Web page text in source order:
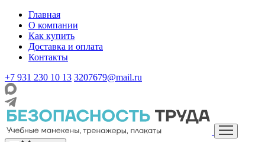
Главная
О компании
Как купить
Доставка и оплата
Контакты
+7 931 230 10 13 3207679@mail.ru